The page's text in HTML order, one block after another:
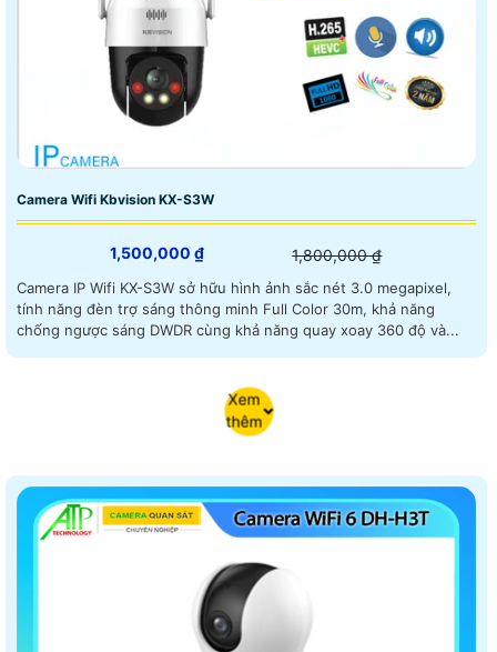
Camera Wifi Kbvision KX-S3W
1,500,000 ₫ 1,800,000 ₫
Camera IP Wifi KX-S3W sở hữu hình ảnh sắc nét 3.0 megapixel,
tính năng đèn trợ sáng thông minh Full Color 30m, khả năng
chống ngược sáng DWDR cùng khả năng quay xoay 360 độ và...
Xem
thêm